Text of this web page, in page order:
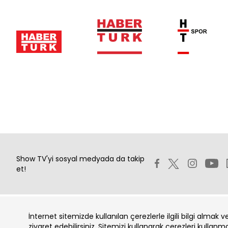
İnternet sitemizde kullanılan çerezlerle ilgili bilgi almak
Show TV'yi sosyal medyada da takip
et!
Copyright 2026 Show Televizyon Yayıncılık A.Ş.